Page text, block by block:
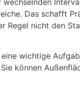
Das schafft
Regel nicht den
wichtige
können